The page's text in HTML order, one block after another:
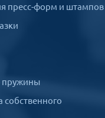
пресс-форм и штампов
пружины
собственного